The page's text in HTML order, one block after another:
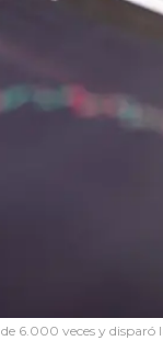
6.000 veces y disparó